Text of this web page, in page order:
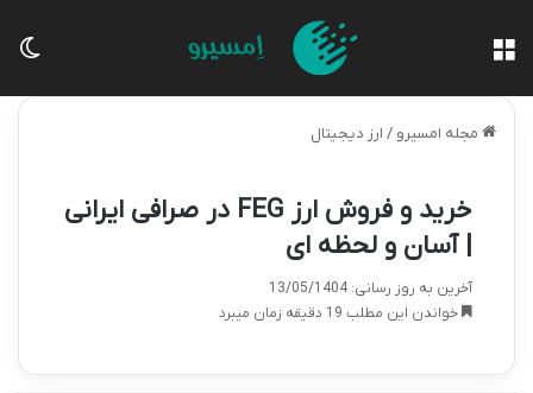
مجله امسیرو / ارز دیجیتال
خرید و فروش ارز FEG در صرافی ایرانی
| آسان و لحظه ای
آخرین به روز رسانی: 13/05/1404
خواندن این مطلب 19 دقیقه زمان میبرد